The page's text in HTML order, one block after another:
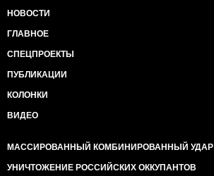
НОВОСТИ
ГЛАВНОЕ
СПЕЦПРОЕКТЫ
ПУБЛИКАЦИИ
КОЛОНКИ
ВИДЕО
МАССИРОВАННЫЙ КОМБИНИРОВАННЫЙ УДАР
УНИЧТОЖЕНИЕ РОССИЙСКИХ ОККУПАНТОВ